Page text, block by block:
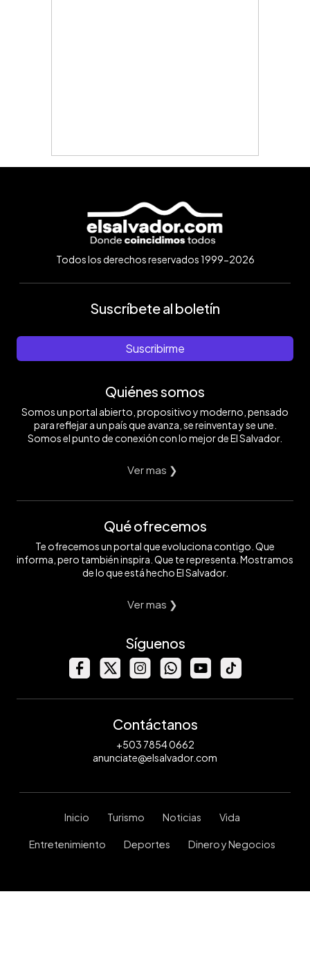
Todos los derechos reservados 1999-2026
Suscríbete al boletín
Suscribirme
Quiénes somos
Somos un portal abierto, propositivo y moderno, pensado
para reflejar a un país que avanza, se reinventa y se une.
Somos el punto de conexión con lo mejor de El Salvador.
Ver mas ❯
Qué ofrecemos
Te ofrecemos un portal que evoluciona contigo. Que
informa, pero también inspira. Que te representa. Mostramos
de lo que está hecho El Salvador.
Ver mas ❯
Síguenos
Contáctanos
+503 7854 0662
anunciate@elsalvador.com
Inicio Turismo Noticias Vida
Entretenimiento Deportes Dinero y Negocios